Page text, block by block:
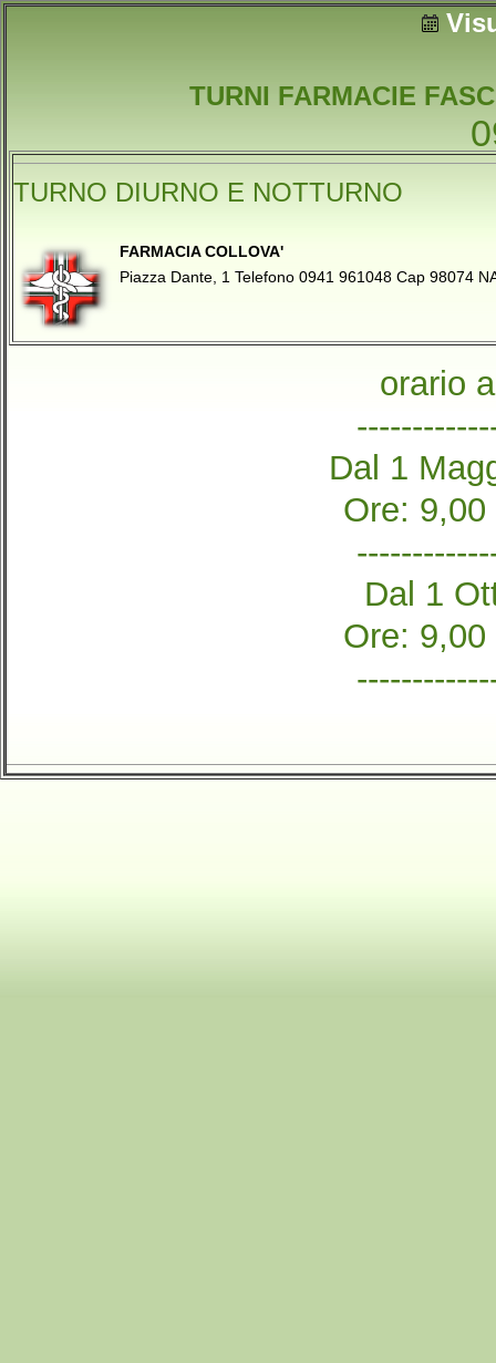
TURNI FARMACIE
TURNO DIURNO E NOTTURNO
FARMACIA COLLOVA'
Piazza Dante, 1 Telefono 0941 961048 Cap 98074
orario
Dal 1
Ore:
Dal 1
Ore: